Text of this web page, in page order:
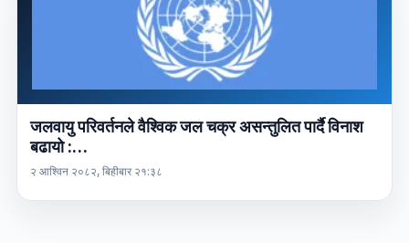
जलवायु परिवर्तनले वैश्विक जल चक्र असन्तुलित पार्दै विनाश
बढायो :…
२ आश्विन २०८२, बिहीबार २१:३८